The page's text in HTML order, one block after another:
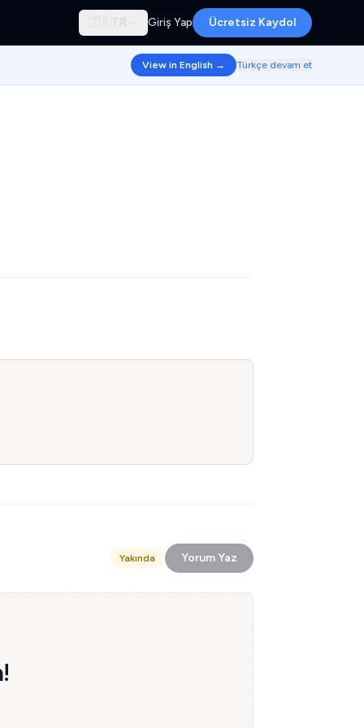
🇹🇷 TR Giriş Yap Ücretsiz Kaydol
View in English → Türkçe devam et
Yakında Yorum Yaz